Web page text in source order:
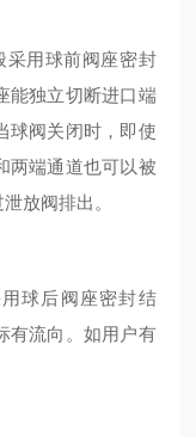
用球前阀座密封
能独立切断进口端
球阀关闭时，即使
两端通道也可以被
放阀排出。
球后阀座密封结
有流向。如用户有